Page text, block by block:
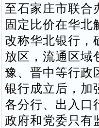
至石家庄市联合
固定比价在华北
改称华北银行，
放区，流通区域
豫、晋中等行政
银行成立后，加
各分行、出入口
政府和党委只有